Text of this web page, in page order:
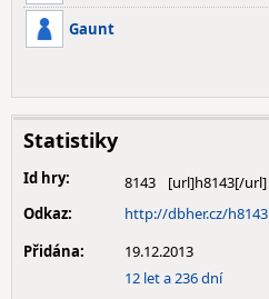
Gaunt
Statistiky
Id hry:
8143
Odkaz:
http://dbher.cz/h8143
Přidána:
19.12.2013
12 let a 236 dní